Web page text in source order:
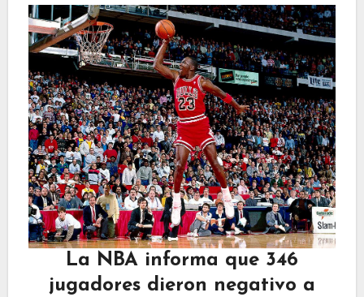
La NBA informa que 346
jugadores dieron negativo a